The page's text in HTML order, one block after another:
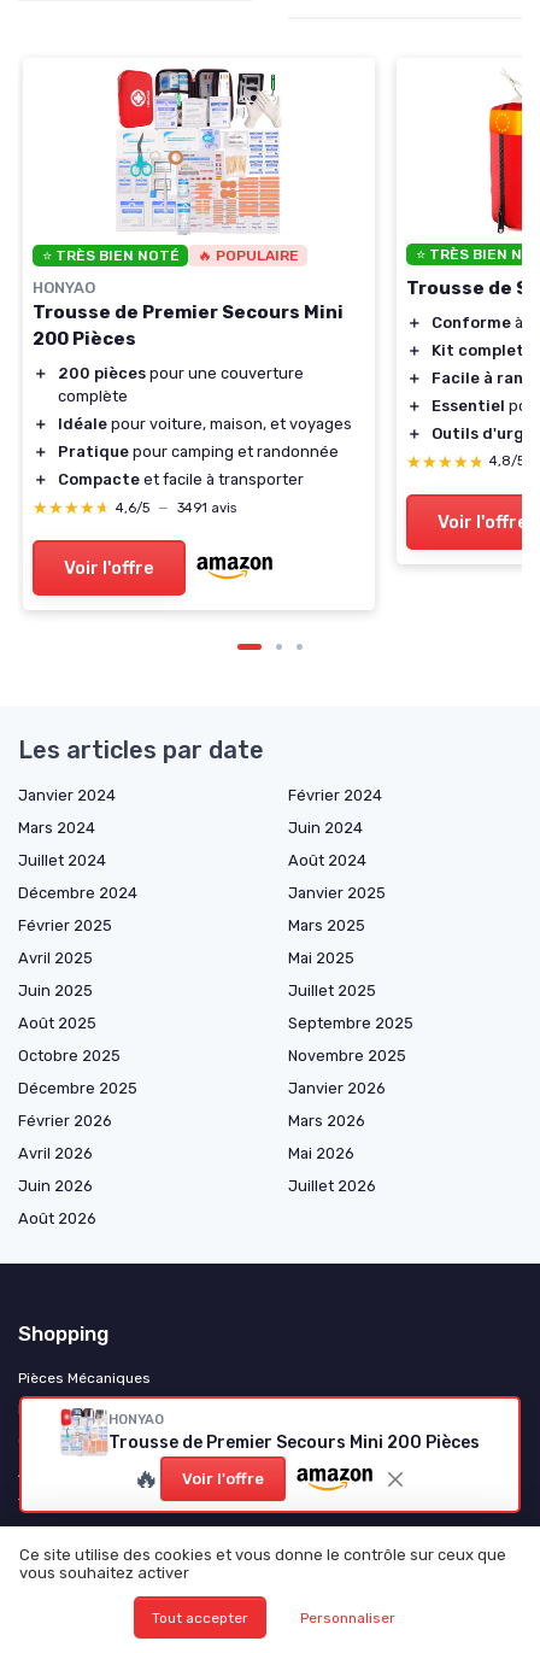
⭐ TRÈS BIEN NOTÉ 🔥 POPULAIRE
HONYAO
Trousse de Premier Secours Mini
200 Pièces
＋ 200 pièces pour une couverture
complète
＋
Idéale pour voiture, maison, et voyages
＋
Pratique pour camping et randonnée
＋
Compacte et facile à transporter
★★★★★
★★★★★ 4,6/5 — 3491 avis
Voir l'offre
⭐ TRÈS BIEN
Trousse de
＋ Conforme à
＋
Kit complet
＋
Facile à
＋
Essentiel
＋
Outils
★★★★★
★★★★★ 4,8/5
Voir l'offre
HONYAO
Trousse de Premier Secours Mini 200 Pièces
🔥 Voir l'offre
Les articles par date
Janvier 2024
Février 2024
Mars 2024
Juin 2024
Juillet 2024
Août 2024
Décembre 2024
Janvier 2025
Février 2025
Mars 2025
Avril 2025
Mai 2025
Juin 2025
Juillet 2025
Août 2025
Septembre 2025
Octobre 2025
Novembre 2025
Décembre 2025
Janvier 2026
Février 2026
Mars 2026
Avril 2026
Mai 2026
Juin 2026
Juillet 2026
Août 2026
Shopping
Pièces Mécaniques
Électricité et Électronique
Consommables et Entretien
Accessoires et Gadgets
Tuning et Personnalisation
Camping-Cars et Vans Aménagés
Poids Lourds et Utilitaires
Ce site utilise des cookies et vous donne le contrôle sur ceux que
vous souhaitez activer
Tout accepter Personnaliser